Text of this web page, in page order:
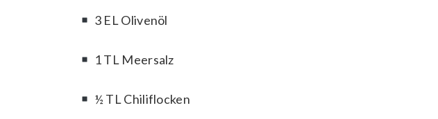
3 EL Olivenöl
1 TL Meersalz
½ TL Chiliflocken